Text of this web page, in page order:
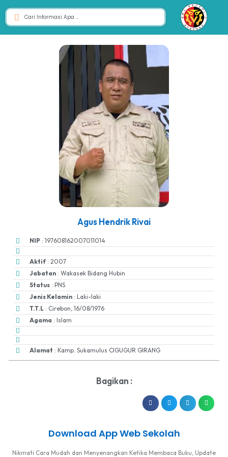
Agus Hendrik Rivai
NIP : 197608162007011014
Aktif : 2007
Jabatan : Wakasek Bidang Hubin
Status : PNS
Jenis Kelamin : Laki-laki
T.T.L : Cirebon, 16/08/1976
Agama : Islam
Alamat : Kamp. Sukamulus CIGUGUR GIRANG
Bagikan :
Download App Web Sekolah
Nikmati Cara Mudah dan Menyenangkan Ketika Membaca Buku, Update